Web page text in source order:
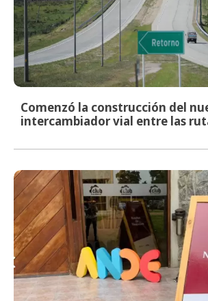
Comenzó la construcción del
intercambiador vial entre las